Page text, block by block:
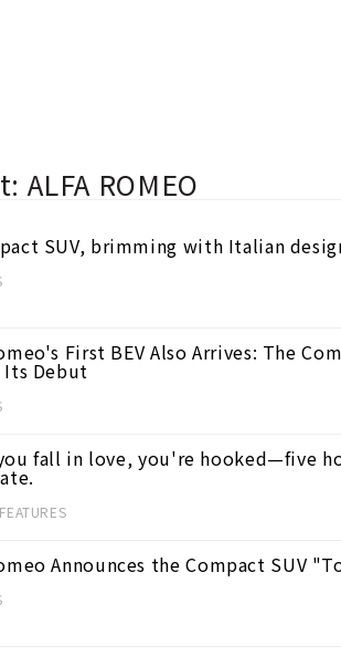
ALFA ROMEO
SUV, brimming with Italian
First BEV Also Arrives: The
Its Debut
fall in love, you're hooked—five
Announces the Compact SUV